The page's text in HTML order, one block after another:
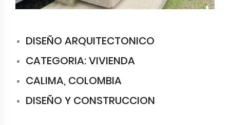
DISEÑO ARQUITECTONICO
CATEGORIA: VIVIENDA
CALIMA, COLOMBIA
DISEÑO Y CONSTRUCCION